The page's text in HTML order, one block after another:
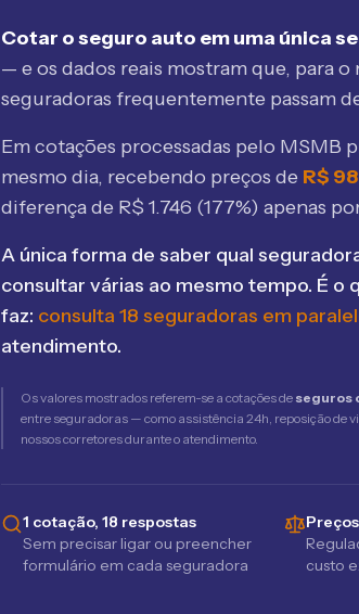
Cotar o seguro auto em uma única
— e os dados reais mostram que, para
seguradoras frequentemente passam
Em cotações processadas pelo MSMB
mesmo dia, recebendo preços de R$
diferença de R$ 1.746 (177%) apenas
A única forma de saber qual
consultar várias ao mesmo tempo. É o
faz: consulta 18 seguradoras em
atendimento.
Os valores mostrados referem-se a cotações de seguros
entre seguradoras — como assistência 24h, reposição de
nossos corretores durante o atendimento.
1 cotação, 18 respostas
Sem precisar ligar ou preencher
formulário em cada seguradora
custo